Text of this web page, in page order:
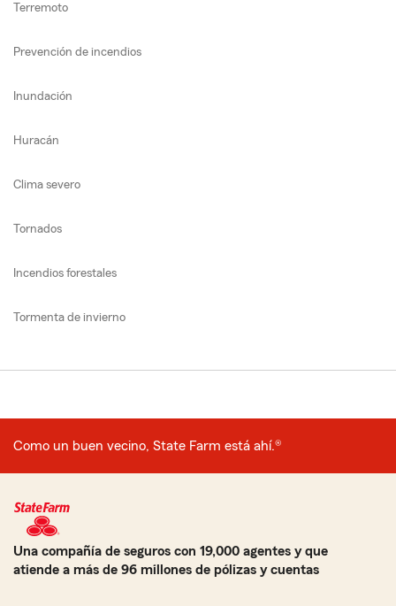
Terremoto
Prevención de incendios
Inundación
Huracán
Clima severo
Tornados
Incendios forestales
Tormenta de invierno
Como un buen vecino, State Farm está ahí.®
Una compañía de seguros con 19,000 agentes y que
atiende a más de 96 millones de pólizas y cuentas